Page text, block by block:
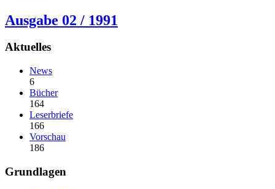
Ausgabe 02 / 1991
Aktuelles
News
6
Bücher
164
Leserbriefe
166
Vorschau
186
Grundlagen